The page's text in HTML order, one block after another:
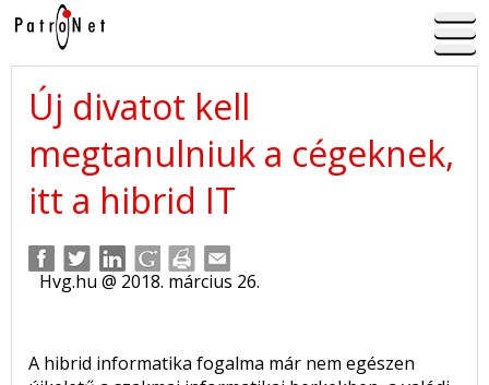
Új divatot kell
megtanulniuk a cégeknek,
itt a hibrid IT
Hvg.hu @ 2018. március 26.
A hibrid informatika fogalma már nem egészen